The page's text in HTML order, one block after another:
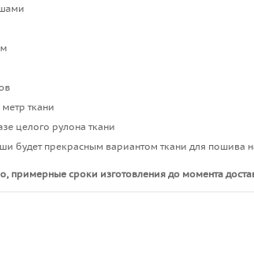
ткани
целого рулона ткани
будет прекрасным вариантом ткани для пошива
примерные сроки изготовления до момента